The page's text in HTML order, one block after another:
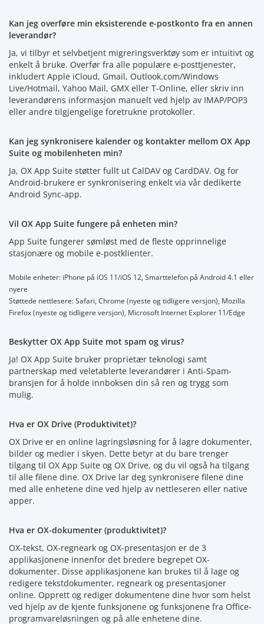
Kan jeg overføre min eksisterende e-postkonto fra en annen
leverandør?
Ja, vi tilbyr et selvbetjent migreringsverktøy som er intuitivt og
enkelt å bruke. Overfør fra alle populære e-posttjenester,
inkludert Apple iCloud, Gmail, Outlook.com/Windows
Live/Hotmail, Yahoo Mail, GMX eller T-Online, eller skriv inn
leverandørens informasjon manuelt ved hjelp av IMAP/POP3
eller andre tilgjengelige foretrukne protokoller.
Kan jeg synkronisere kalender og kontakter mellom OX App
Suite og mobilenheten min?
Ja, OX App Suite støtter fullt ut CalDAV og CardDAV. Og for
Android-brukere er synkronisering enkelt via vår dedikerte
Android Sync-app.
Vil OX App Suite fungere på enheten min?
App Suite fungerer sømløst med de fleste opprinnelige
stasjonære og mobile e-postklienter.
Mobile enheter: iPhone på iOS 11/iOS 12, Smarttelefon på Android 4.1 eller
nyere
Støttede nettlesere: Safari, Chrome (nyeste og tidligere versjon), Mozilla
Firefox (nyeste og tidligere versjon), Microsoft Internet Explorer 11/Edge
Beskytter OX App Suite mot spam og virus?
Ja! OX App Suite bruker proprietær teknologi samt
partnerskap med veletablerte leverandører i Anti-Spam-
bransjen for å holde innboksen din så ren og trygg som
mulig.
Hva er OX Drive (Produktivitet)?
OX Drive er en online lagringsløsning for å lagre dokumenter,
bilder og medier i skyen. Dette betyr at du bare trenger
tilgang til OX App Suite og OX Drive, og du vil også ha tilgang
til alle filene dine. OX Drive lar deg synkronisere filene dine
med alle enhetene dine ved hjelp av nettleseren eller native
apper.
Hva er OX-dokumenter (produktivitet)?
OX-tekst, OX-regneark og OX-presentasjon er de 3
applikasjonene innenfor det bredere begrepet OX-
dokumenter. Disse applikasjonene kan brukes til å lage og
redigere tekstdokumenter, regneark og presentasjoner
online. Opprett og rediger dokumentene dine hvor som helst
ved hjelp av de kjente funksjonene og funksjonene fra Office-
programvareløsningen og på alle enhetene dine.